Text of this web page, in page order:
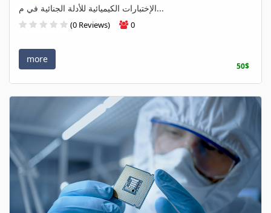
الإختبارات الكيميائية للأدلة الجنائية في م...
(0 Reviews) 0
more
50$